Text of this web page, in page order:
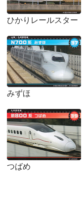
ひかりレールスター
みずほ
つばめ